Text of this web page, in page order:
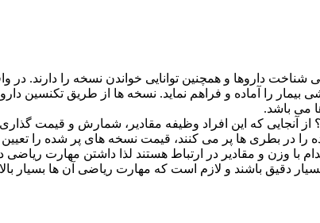
داروها و همچنین توانایی خواندن نسخه را دارند. در
را آماده و فراهم نماید. نسخه ها از طریق تکنسین
می باشد.
آنجایی که این افراد وظیفه مقادیر، شمارش و قیمت گذاری
را در بطری ها پر می کنند، قیمت نسخه های پر شده را
با وزن و مقادیر در ارتباط هستند لذا داشتن مهارت ریاضی
دقیق باشند و لازم است که مهارت ریاضی آن ها بسیار